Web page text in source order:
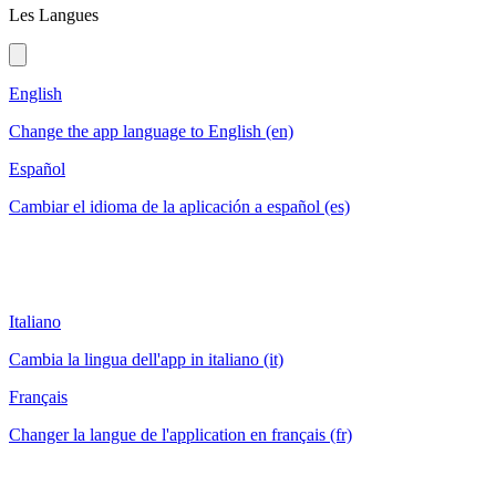
Les Langues
English
Change the app language to English (en)
Español
Cambiar el idioma de la aplicación a español (es)
Italiano
Cambia la lingua dell'app in italiano (it)
Français
Changer la langue de l'application en français (fr)